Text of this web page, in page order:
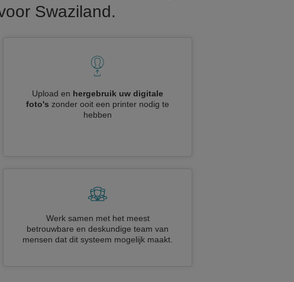
Swaziland.
Upload en hergebruik uw digitale
foto's zonder ooit een printer nodig te
hebben
Werk samen met het meest
betrouwbare en deskundige team van
mensen dat dit systeem mogelijk maakt.